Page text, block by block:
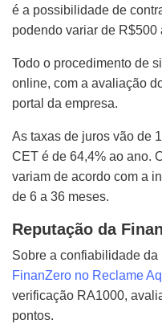
é a possibilidade de
podendo variar de R$500
Todo o procedimento de
online, com a avaliação
portal da empresa.
As taxas de juros vão de
CET é de 64,4% ao ano.
variam de acordo com a
de 6 a 36 meses.
Reputação da
Sobre a confiabilidade da
FinanZero no Reclame
verificação RA1000,
pontos.